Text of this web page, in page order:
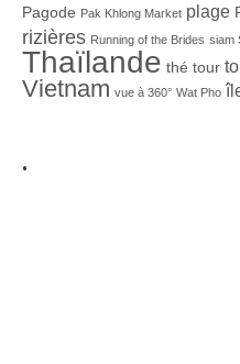
Pagode Pak Khlong Market plage
rizières Running of the Brides siam
Thaïlande thé tour
Vietnam vue à 360° Wat Pho
.